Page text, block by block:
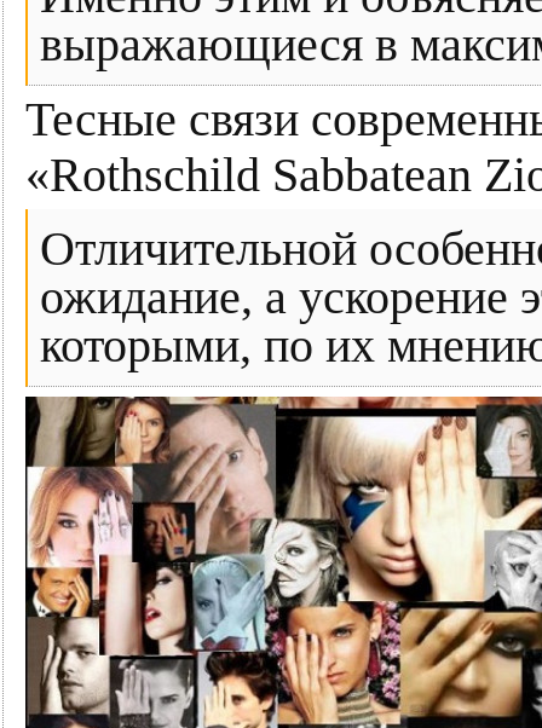
выражающиеся в
Тесные связи
«Rothschild Sabbatean
Отличительной
ожидание, а ускорение
которыми, по их